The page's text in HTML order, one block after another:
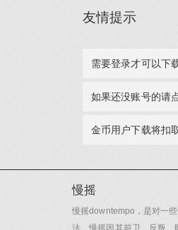
友情提示
需要登录才可以下
如果还没账号的请
金币用户下载将扣
慢摇
慢摇downtempo，是对一